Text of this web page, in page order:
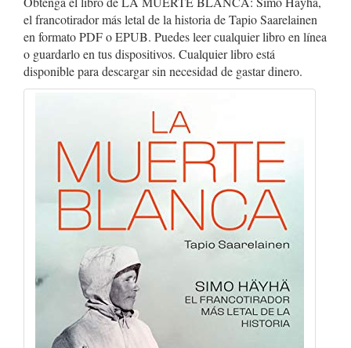
el francotirador más letal de la historia de Tapio Saarelainen
en formato PDF o EPUB. Puedes leer cualquier libro en línea
o guardarlo en tus dispositivos. Cualquier libro está
disponible para descargar sin necesidad de gastar dinero.